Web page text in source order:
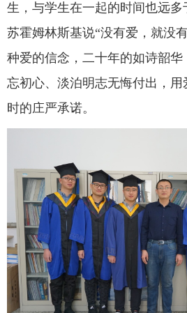
生，与学生在一起的时间也远多
苏霍姆林斯基说“没有爱，就没
种爱的信念，二十年的如诗韶
忘初心、淡泊明志无悔付出，
时的庄严承诺。